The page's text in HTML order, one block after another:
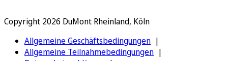
Copyright 2026 DuMont Rheinland, Köln
Allgemeine Geschäftsbedingungen
Allgemeine Teilnahmebedingungen